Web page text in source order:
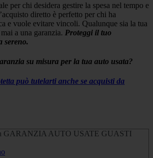
per chi desidera gestire la spesa nel tempo e
diretto è perfetto per chi ha
e vuole evitare vincoli. Qualunque sia la tua
a una garanzia. Proteggi il tuo
sereno.
su misura per la tua auto usata?
può tutelarti anche se acquisti da